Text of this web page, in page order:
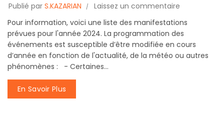
Publié par S.KAZARIAN
Laissez un commentaire
Pour information, voici une liste des manifestations
prévues pour l'année 2024. La programmation des
événements est susceptible d’être modifiée en cours
d’année en fonction de l'actualité, de la météo ou autres
phénomènes : - Certaines...
En Savoir Plus